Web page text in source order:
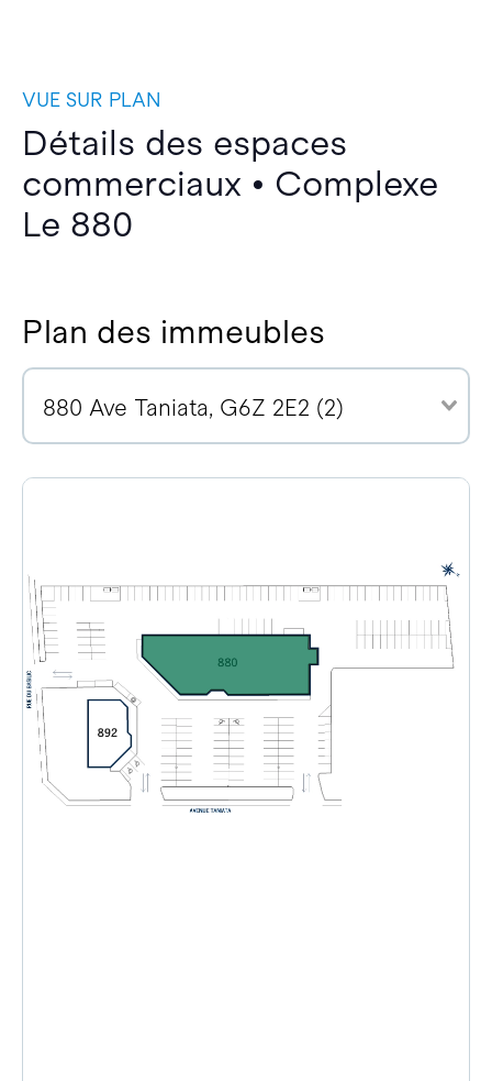
VUE SUR PLAN
Détails des espaces
commerciaux • Complexe
Le 880
Plan des immeubles
880 Ave Taniata, G6Z 2E2 (2)